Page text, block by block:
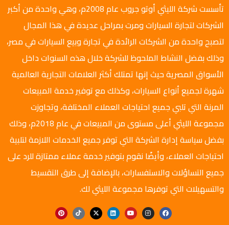
تأسست شركة الليثي أوتو جروب عام 2008م، وهي واحدة من أكبر
الشركات لتجارة السيارات ومرت بمراحل عديدة في هذا المجال
لتصبح واحدة من الشركات الرائدة في تجارة وبيع السيارات في مصر،
وذلك بفضل النشاط الملحوظ للشركة خلال هذه السنوات داخل
الأسواق المصرية حيث إنها تمتلك أكثر العلامات التجارية العالمية
شهرة لجميع أنواع السيارات، وكذلك مع توفير خدمة المبيعات
المرنة التي تلبي جميع احتياجات العملاء المختلفة، وتجاوزت
مجموعة الليثي أعلى مستوى من المبيعات في عام 2018م، وذلك
بفضل سياسة إدارة الشركة التي توفر جميع الخدمات اللازمة لتلبية
احتياجات العملاء، وأيضًا نقوم بتوفير خدمة عملاء ممتازة للرد على
جميع التساؤلات والاستفسارات، بالإضافة إلى طرق التقسيط
والتسهيلات التي توفرها مجموعة الليثي لك.